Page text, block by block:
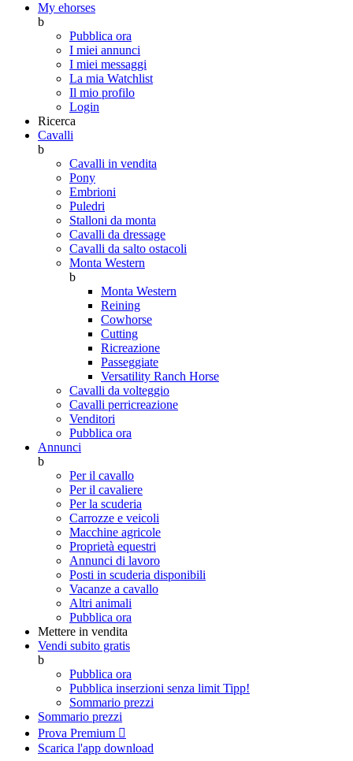
My ehorses
b
Pubblica ora
I miei annunci
I miei messaggi
La mia Watchlist
Il mio profilo
Login
Ricerca
Cavalli
b
Cavalli in vendita
Pony
Embrioni
Puledri
Stalloni da monta
Cavalli da dressage
Cavalli da salto ostacoli
Monta Western
b
Monta Western
Reining
Cowhorse
Cutting
Ricreazione
Passeggiate
Versatility Ranch Horse
Cavalli da volteggio
Cavalli perricreazione
Venditori
Pubblica ora
Annunci
b
Per il cavallo
Per il cavaliere
Per la scuderia
Carrozze e veicoli
Macchine agricole
Proprietà equestri
Annunci di lavoro
Posti in scuderia disponibili
Vacanze a cavallo
Altri animali
Pubblica ora
Mettere in vendita
Vendi subito gratis
b
Pubblica ora
Pubblica inserzioni senza limit Tipp!
Sommario prezzi
Sommario prezzi
Prova Premium 
Scarica l'app download